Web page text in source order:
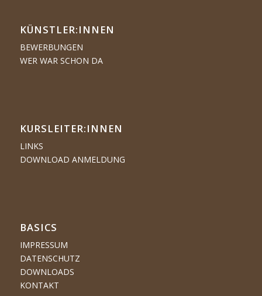
KÜNSTLER:­­INNEN
BEWERBUNGEN
WER WAR SCHON DA
KURSLEITER:INNEN
LINKS
DOWNLOAD ANMELDUNG
BASICS
IMPRESSUM
DATENSCHUTZ
DOWNLOADS
KONTAKT